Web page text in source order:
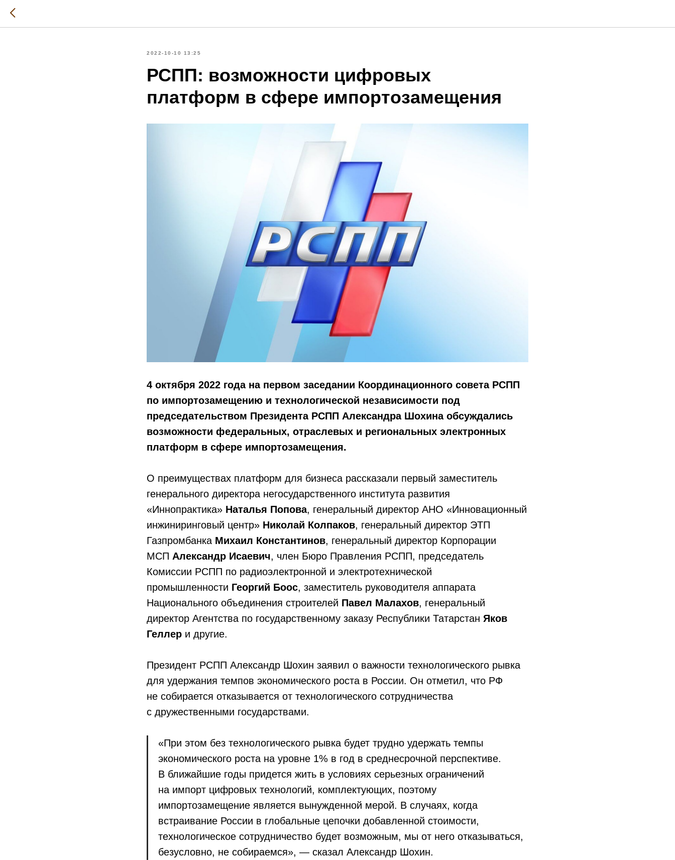
2022-10-10 13:25
РСПП: возможности цифровых
платформ в сфере импортозамещения
4 октября 2022 года на первом заседании Координационного совета РСПП
по импортозамещению и технологической независимости под
председательством Президента РСПП Александра Шохина обсуждались
возможности федеральных, отраслевых и региональных электронных
платформ в сфере импортозамещения.
О преимуществах платформ для бизнеса рассказали первый заместитель
генерального директора негосударственного института развития
«Иннопрактика» Наталья Попова, генеральный директор АНО «Инновационный
инжиниринговый центр» Николай Колпаков, генеральный директор ЭТП
Газпромбанка Михаил Константинов, генеральный директор Корпорации
МСП Александр Исаевич, член Бюро Правления РСПП, председатель
Комиссии РСПП по радиоэлектронной и электротехнической
промышленности Георгий Боос, заместитель руководителя аппарата
Национального объединения строителей Павел Малахов, генеральный
директор Агентства по государственному заказу Республики Татарстан Яков
Геллер и другие.
Президент РСПП Александр Шохин заявил о важности технологического рывка
для удержания темпов экономического роста в России. Он отметил, что РФ
не собирается отказывается от технологического сотрудничества
с дружественными государствами.
«При этом без технологического рывка будет трудно удержать темпы
экономического роста на уровне 1% в год в среднесрочной перспективе.
В ближайшие годы придется жить в условиях серьезных ограничений
на импорт цифровых технологий, комплектующих, поэтому
импортозамещение является вынужденной мерой. В случаях, когда
встраивание России в глобальные цепочки добавленной стоимости,
технологическое сотрудничество будет возможным, мы от него отказываться,
безусловно, не собираемся», — сказал Александр Шохин.